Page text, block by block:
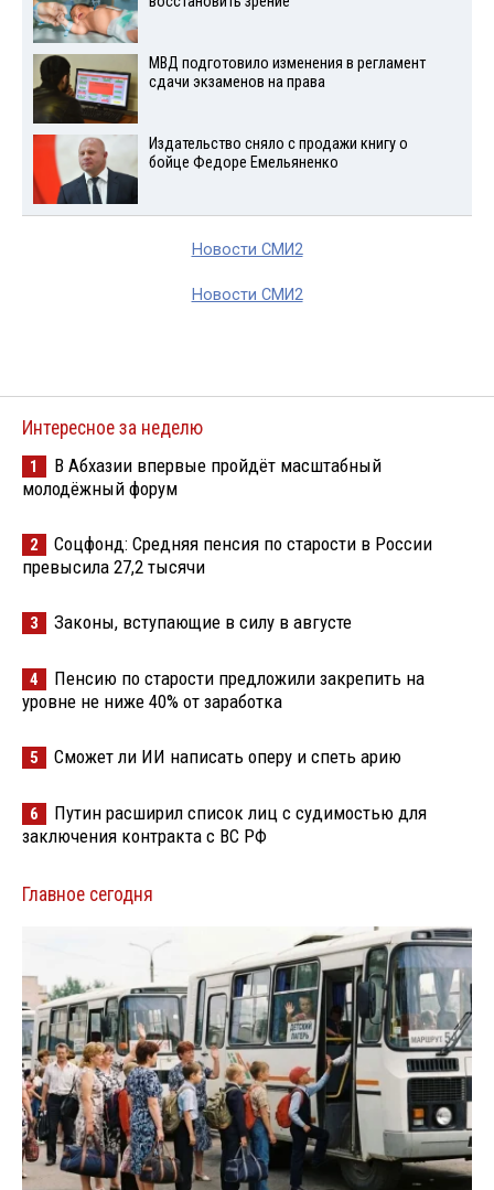
МВД подготовило изменения в регламент
сдачи экзаменов на права
Издательство сняло с продажи книгу о
бойце Федоре Емельяненко
Новости СМИ2
Новости СМИ2
Интересное за неделю
1
В Абхазии впервые пройдёт масштабный
молодёжный форум
2
Соцфонд: Средняя пенсия по старости в России
превысила 27,2 тысячи
3 Законы, вступающие в силу в августе
4
Пенсию по старости предложили закрепить на
уровне не ниже 40% от заработка
5 Сможет ли ИИ написать оперу и спеть арию
6
Путин расширил список лиц с судимостью для
заключения контракта с ВС РФ
Главное сегодня